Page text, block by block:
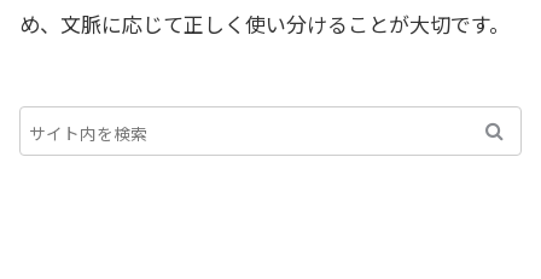
め、文脈に応じて正しく使い分けることが大切です。